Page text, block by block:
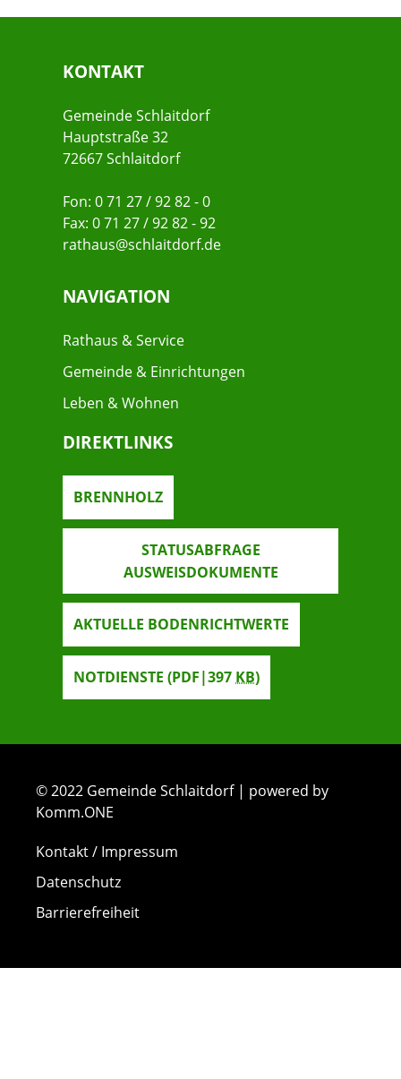
KONTAKT
Gemeinde Schlaitdorf
Hauptstraße 32
72667 Schlaitdorf
Fon: 0 71 27 / 92 82 - 0
Fax: 0 71 27 / 92 82 - 92
rathaus@schlaitdorf.de
NAVIGATION
Rathaus & Service
Gemeinde & Einrichtungen
Leben & Wohnen
DIREKTLINKS
BRENNHOLZ
STATUSABFRAGE
AUSWEISDOKUMENTE
AKTUELLE BODENRICHTWERTE
NOTDIENSTE (PDF|397KB)
© 2022 Gemeinde Schlaitdorf | powered by
Komm.ONE
Kontakt / Impressum
Datenschutz
Barrierefreiheit